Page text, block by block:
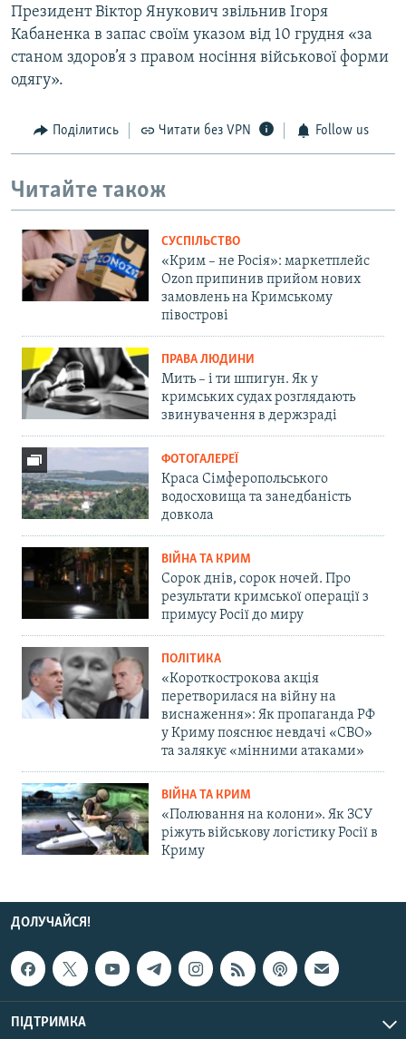
Президент Віктор Янукович звільнив Ігоря
Кабаненка в запас своїм указом від 10 грудня «за
станом здоров’я з правом носіння військової форми
одягу».
Поділитись Читати без VPN Follow us
Читайте також
СУСПІЛЬСТВО
«Крим – не Росія»: маркетплейс
Ozon припинив прийом нових
замовлень на Кримському
півострові
ПРАВА ЛЮДИНИ
Мить – і ти шпигун. Як у
кримських судах розглядають
звинувачення в держзраді
ФОТОГАЛЕРЕЇ
Краса Сімферопольського
водосховища та занедбаність
довкола
ВІЙНА ТА КРИМ
Сорок днів, сорок ночей. Про
результати кримської операції з
примусу Росії до миру
ПОЛІТИКА
«Короткострокова акція
перетворилася на війну на
виснаження»: Як пропаганда РФ
у Криму пояснює невдачі «СВО»
та залякує «мінними атаками»
ВІЙНА ТА КРИМ
«Полювання на колони». Як ЗСУ
ріжуть військову логістику Росії в
Криму
ДОЛУЧАЙСЯ!
ПІДТРИМКА